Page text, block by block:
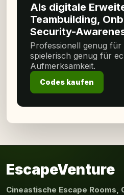
Als digitale
Teambuilding,
Security-
Professionell genug für
spielerisch genug für
Aufmerksamkeit.
Codes kaufen
EscapeVenture
Cineastische Escape Rooms,